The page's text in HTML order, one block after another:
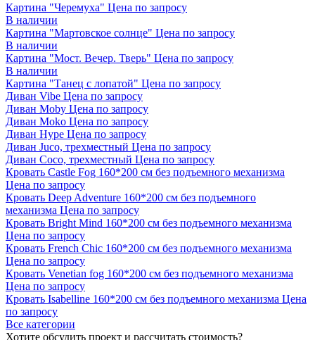
Картина "Черемуха" Цена по запросу
В наличии
Картина "Мартовское солнце" Цена по запросу
В наличии
Картина "Мост. Вечер. Тверь" Цена по запросу
В наличии
Картина "Танец с лопатой" Цена по запросу
Диван Vibe Цена по запросу
Диван Moby Цена по запросу
Диван Moko Цена по запросу
Диван Hype Цена по запросу
Диван Juco, трехместный Цена по запросу
Диван Coco, трехместный Цена по запросу
Кровать Castle Fog 160*200 см без подъемного механизма
Цена по запросу
Кровать Deep Adventure 160*200 см без подъемного
механизма Цена по запросу
Кровать Bright Mind 160*200 см без подъемного механизма
Цена по запросу
Кровать French Chic 160*200 см без подъемного механизма
Цена по запросу
Кровать Venetian fog 160*200 см без подъемного механизма
Цена по запросу
Кровать Isabelline 160*200 см без подъемного механизма Цена
по запросу
Все категории
Хотите обсудить проект и рассчитать стоимость?